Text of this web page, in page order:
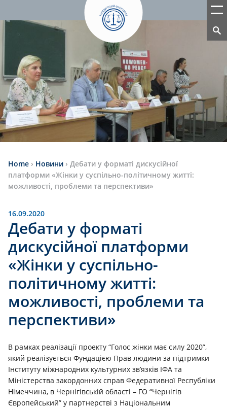
Home › Новини › Дебати у форматі дискусійної
платформи «Жiнки у суспiльно-полiтичному життi:
можливостi, проблеми та перспективи»
16.09.2020
Дебати у форматі
дискусійної платформи
«Жiнки у суспiльно-
полiтичному життi:
можливостi, проблеми та
перспективи»
В рамках реалізації проекту “Голос жінки має силу 2020”,
який реалізується Фундацією Прав людини за підтримки
Інституту міжнародних культурних зв’язків ІФА та
Міністерства закордонних справ Федеративної Республіки
Німеччина, в Чернігівській області – ГО “Чернігів
Європейський” у партнерстві з Національним